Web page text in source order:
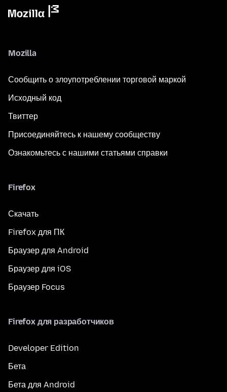
Mozilla
Сообщить о злоупотреблении торговой маркой
Исходный код
Твиттер
Присоединяйтесь к нашему сообществу
Ознакомьтесь с нашими статьями справки
Firefox
Скачать
Firefox для ПК
Браузер для Android
Браузер для iOS
Браузер Focus
Firefox для разработчиков
Developer Edition
Бета
Бета для Android